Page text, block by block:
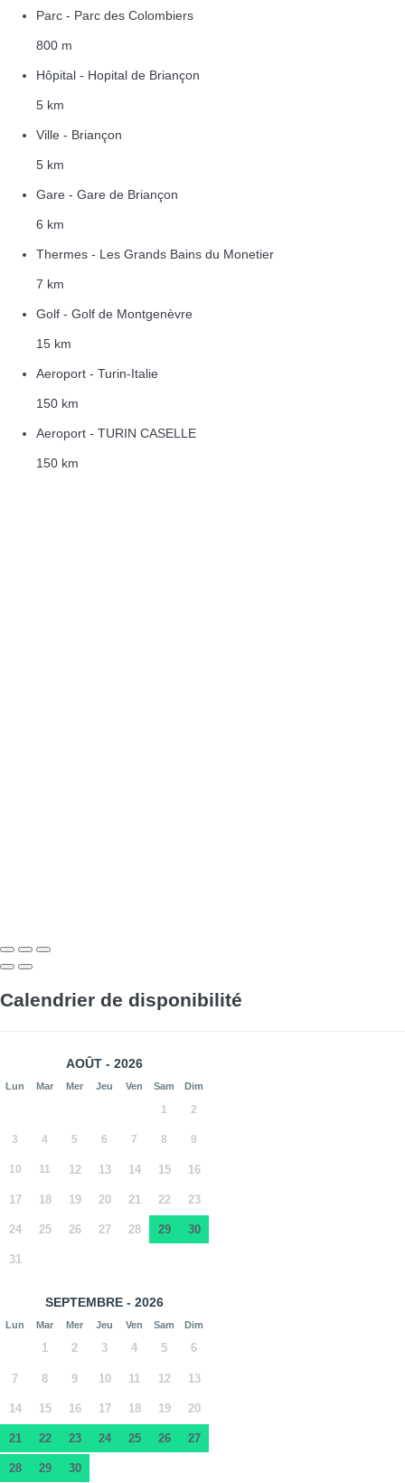
Parc - Parc des Colombiers
800 m
Hôpital - Hopital de Briançon
5 km
Ville - Briançon
5 km
Gare - Gare de Briançon
6 km
Thermes - Les Grands Bains du Monetier
7 km
Golf - Golf de Montgenèvre
15 km
Aeroport - Turin-Italie
150 km
Aeroport - TURIN CASELLE
150 km
Calendrier de disponibilité
AOÛT - 2026
Lun Mar Mer Jeu Ven Sam Dim
1 2
3 4 5 6 7 8 9
10 11 12 13 14 15 16
17 18 19 20 21 22 23
24 25 26 27 28 29 30
31
SEPTEMBRE - 2026
Lun Mar Mer Jeu Ven Sam Dim
1 2 3 4 5 6
7 8 9 10 11 12 13
14 15 16 17 18 19 20
21 22 23 24 25 26 27
28 29 30